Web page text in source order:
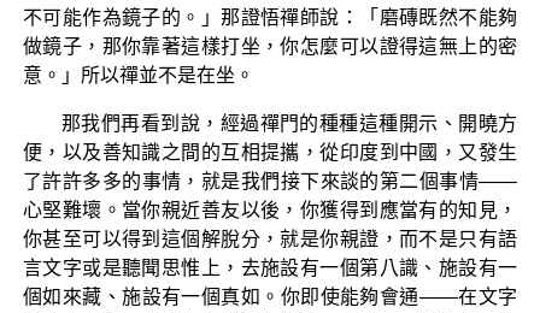
不可能作為鏡子的。」那證悟禪師說：「磨磚既然不能夠
做鏡子，那你靠著這樣打坐，你怎麼可以證得這無上的密
意。」所以禪並不是在坐。
那我們再看到說，經過禪門的種種這種開示、開曉方
便，以及善知識之間的互相提攜，從印度到中國，又發生
了許許多多的事情，就是我們接下來談的第二個事情——
心堅難壞。當你親近善友以後，你獲得到應當有的知見，
你甚至可以得到這個解脫分，就是你親證，而不是只有語
言文字或是聽聞思惟上，去施設有一個第八識、施設有一
個如來藏、施設有一個真如。你即使能夠會通——在文字